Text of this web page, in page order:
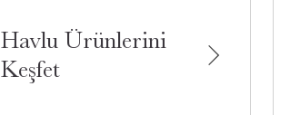
Havlu Ürünlerini
Keşfet